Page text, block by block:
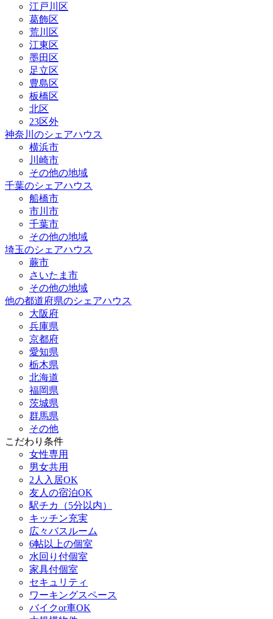
江戸川区
葛飾区
荒川区
江東区
墨田区
足立区
豊島区
板橋区
北区
23区外
神奈川のシェアハウス
横浜市
川崎市
その他の地域
千葉のシェアハウス
船橋市
市川市
千葉市
その他の地域
埼玉のシェアハウス
蕨市
さいたま市
その他の地域
他の都道府県のシェアハウス
大阪府
兵庫県
京都府
愛知県
栃木県
北海道
福岡県
茨城県
群馬県
その他
こだわり条件
女性専用
男女共用
2人入居OK
友人の宿泊OK
駅チカ（5分以内）
キッチン充実
広々バスルーム
6帖以上の個室
水回り付個室
家具付個室
セキュリティ
ワーキングスペース
バイクor車OK